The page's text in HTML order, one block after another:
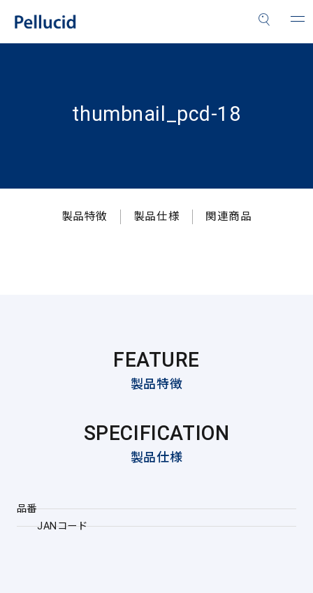
thumbnail_pcd-18
製品特徴 製品仕様 関連商品
FEATURE
製品特徴
SPECIFICATION
製品仕様
品番
JANコード